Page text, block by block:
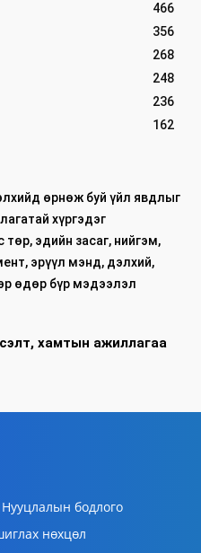
466
356
268
248
236
162
өрнөж буй үйл явдлыг
хүргэдэг
эдийн засаг, нийгэм,
эрүүл мэнд, дэлхий,
өдөр бүр мэдээлэл
хамтын ажиллагаа
Нууцлалын бодлого
нөхцөл